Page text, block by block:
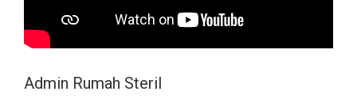
Admin Rumah Steril